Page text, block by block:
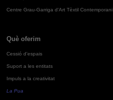
Centre Grau-Garriga d'Art Tèxtil Contemporani
Què oferim
Cessió d'espais
Suport a les entitats
Impuls a la creativitat
La Pua